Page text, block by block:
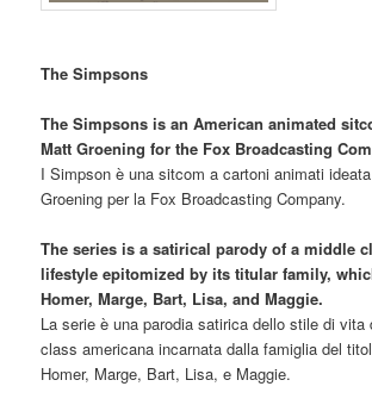
The Simpsons
The Simpsons is an American animated
Matt Groening for the Fox Broadcasting
I Simpson è una sitcom a cartoni animati
Groening per la Fox Broadcasting Company.
The series is a satirical parody of a middle
lifestyle epitomized by its titular family,
Homer, Marge, Bart, Lisa, and Maggie.
La serie è una parodia satirica dello stile di vita
class americana incarnata dalla famiglia del
Homer, Marge, Bart, Lisa, e Maggie.